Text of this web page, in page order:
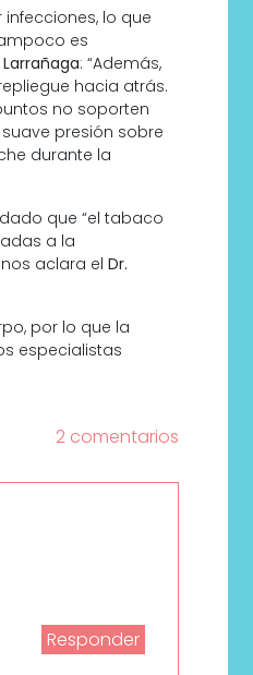
lo que
es
Larrañaga: “Además,
hacia atrás.
no soporten
presión sobre
durante la
que “el tabaco
a la
aclara el Dr.
por lo que la
especialistas
2 comentarios
Responder